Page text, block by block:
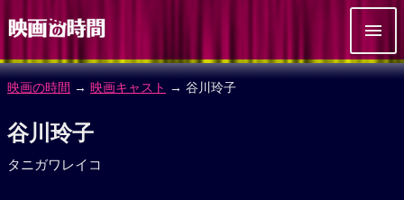
映画の時間 → 映画キャスト → 谷川玲子
谷川玲子
タニガワレイコ